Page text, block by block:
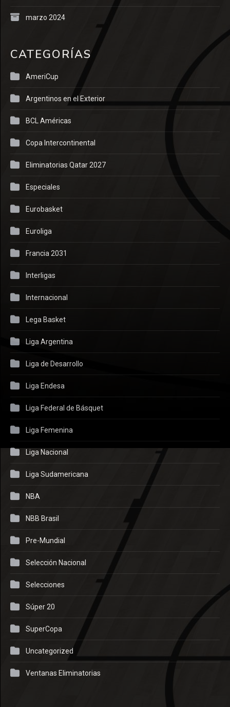
marzo 2024
CATEGORÍAS
AmeriCup
Argentinos en el Exterior
BCL Américas
Copa Intercontinental
Eliminatorias Qatar 2027
Especiales
Eurobasket
Euroliga
Francia 2031
Interligas
Internacional
Lega Basket
Liga Argentina
Liga de Desarrollo
Liga Endesa
Liga Federal de Básquet
Liga Femenina
Liga Nacional
Liga Sudamericana
NBA
NBB Brasil
Pre-Mundial
Selección Nacional
Selecciones
Súper 20
SuperCopa
Uncategorized
Ventanas Eliminatorias